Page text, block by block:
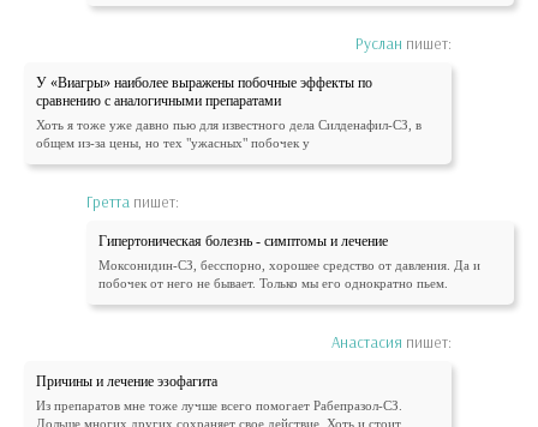
Руслан пишет:
У «Виагры» наиболее выражены побочные эффекты по
сравнению с аналогичными препаратами
Хоть я тоже уже давно пью для известного дела Силденафил-СЗ, в
общем из-за цены, но тех "ужасных" побочек у
Гретта пишет:
Гипертоническая болезнь - симптомы и лечение
Моксонидин-СЗ, бесспорно, хорошее средство от давления. Да и
побочек от него не бывает. Только мы его однократно пьем.
Анастасия пишет:
Причины и лечение эзофагита
Из препаратов мне тоже лучше всего помогает Рабепразол-СЗ.
Дольше многих других сохраняет свое действие. Хоть и стоит